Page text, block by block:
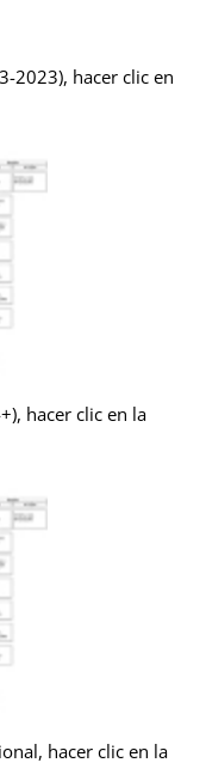
2023), hacer clic en
hacer clic en la
hacer clic en la